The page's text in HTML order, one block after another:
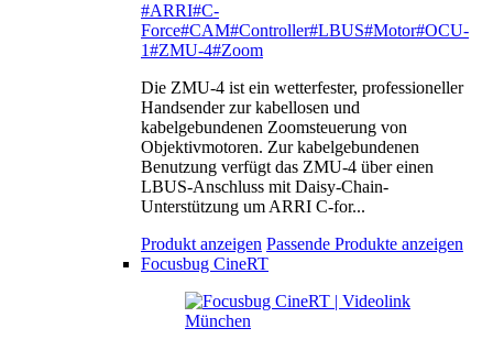
#ARRI#C-
Force#CAM#Controller#LBUS#Motor#OCU-
1#ZMU-4#Zoom
Die ZMU-4 ist ein wetterfester, professioneller
Handsender zur kabellosen und
kabelgebundenen Zoomsteuerung von
Objektivmotoren. Zur kabelgebundenen
Benutzung verfügt das ZMU-4 über einen
LBUS-Anschluss mit Daisy-Chain-
Unterstützung um ARRI C-for...
Produkt anzeigen Passende Produkte anzeigen
Focusbug CineRT